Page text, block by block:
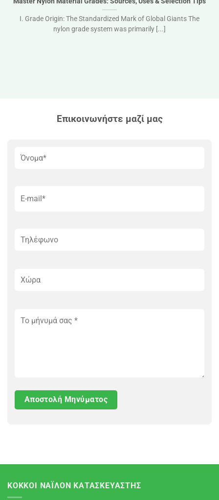
I. Grade Origin: The Standardized Mark of Global Giants The
nylon grade system was primarily [...]
Επικοινωνήστε μαζί μας
ΚΌΚΚΟΙ ΝΆΙΛΟΝ ΚΑΤΑΣΚΕΥΑΣΤΉΣ